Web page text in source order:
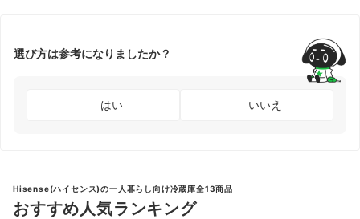
選び方は参考になりましたか？
はい いいえ
Hisense(ハイセンス)の一人暮らし向け冷蔵庫全13商品
おすすめ人気ランキング